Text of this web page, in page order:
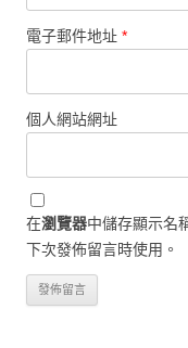
電子郵件地址 *
個人網站網址
在瀏覽器中儲存顯示名
下次發佈留言時使用。